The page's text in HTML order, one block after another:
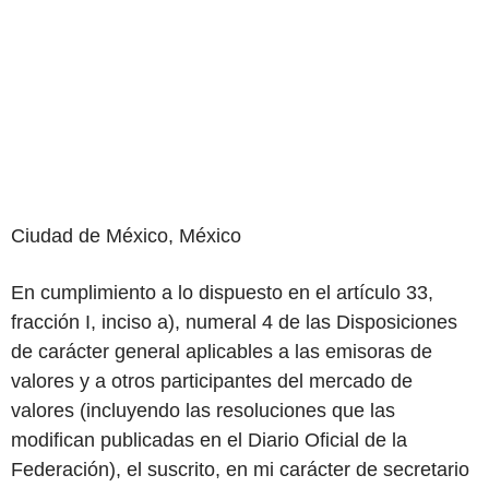
Ciudad de México, México
En cumplimiento a lo dispuesto en el artículo 33,
fracción I, inciso a), numeral 4 de las Disposiciones
de carácter general aplicables a las emisoras de
valores y a otros participantes del mercado de
valores (incluyendo las resoluciones que las
modifican publicadas en el Diario Oficial de la
Federación), el suscrito, en mi carácter de secretario